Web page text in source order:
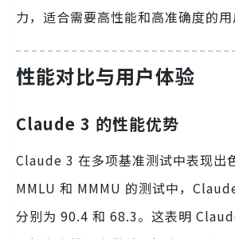
力，适合需要高性能和高准确度的用
性能对比与用户体验
Claude 3 的性能优势
Claude 3 在多项基准测试中表现出
MMLU 和 MMMU 的测试中，
分别为 90.4 和 68.3。这表明